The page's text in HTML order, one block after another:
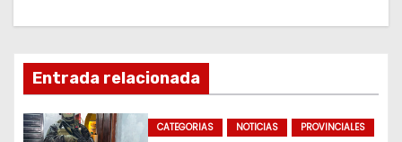
n
d
Entrada relacionada
CATEGORIAS NOTICIAS PROVINCIALES